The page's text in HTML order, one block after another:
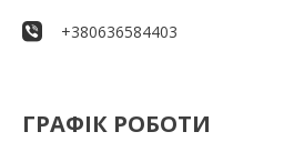
+380636584403
ГРАФІК РОБОТИ